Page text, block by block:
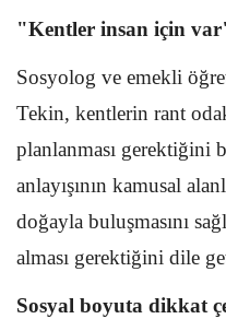
"Kentler insan için
Sosyolog ve emekli
Tekin, kentlerin rant
planlanması gerektiğini
anlayışının kamusal
doğayla buluşmasını
alması gerektiğini dile
Sosyal boyuta dikkat